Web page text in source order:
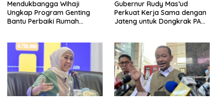
Mendukbangga Wihaji
Ungkap Program Genting
Bantu Perbaiki Rumah
Gubernur Rudy Mas’ud
Perkuat Kerja Sama dengan
Jateng untuk Dongkrak PAD